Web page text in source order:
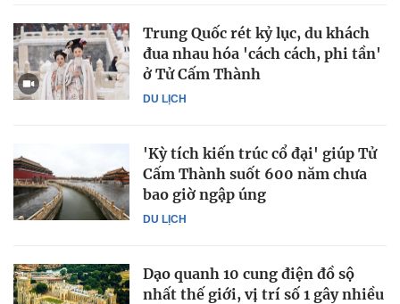
DU LỊCH
Trung Quốc rét kỷ lục, du khách
đua nhau hóa 'cách cách, phi tần'
ở Tử Cấm Thành
DU LỊCH
'Kỳ tích kiến trúc cổ đại' giúp Tử
Cấm Thành suốt 600 năm chưa
bao giờ ngập úng
Dạo quanh 10 cung điện đồ sộ
nhất thế giới, vị trí số 1 gây nhiều